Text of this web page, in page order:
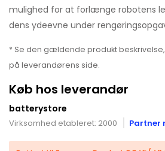
mulighed for at forlænge robotens
dens ydeevne under
* Se den gældende produkt
på leverandørens side.
Køb hos leverandør
batterystore
Virksomhed etableret: 2000 Partner